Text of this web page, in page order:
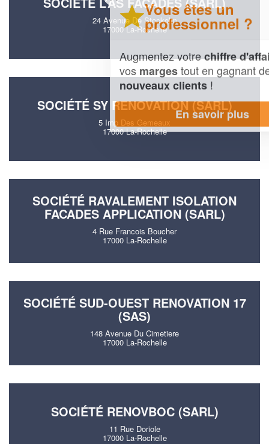
24 Avenue De Stockolm
17000 La-Rochelle
SOCIÉTÉ SY RENOVATION (SARL)
5 Imp Des Gemeaux
17000 La-Rochelle
SOCIÉTÉ RAVALEMENT ISOLATION
FACADES APPLICATION (SARL)
4 Rue Francois Boucher
17000 La-Rochelle
SOCIÉTÉ SUD-OUEST RENOVATION 17
(SAS)
148 Avenue Du Cimetiere
17000 La-Rochelle
SOCIÉTÉ RENOVBOC (SARL)
11 Rue Doriole
17000 La-Rochelle
Vous êtes un
professionnel ?
Augmentez votrechiffre d'affaireset
margestout en gagnant de
nouveaux clients!
En savoir plus